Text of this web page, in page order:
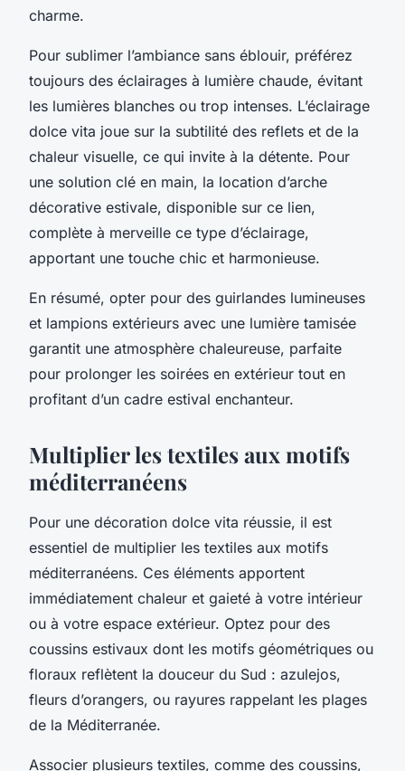
charme.
Pour sublimer l’ambiance sans éblouir, préférez
toujours des éclairages à lumière chaude, évitant
les lumières blanches ou trop intenses. L’éclairage
dolce vita joue sur la subtilité des reflets et de la
chaleur visuelle, ce qui invite à la détente. Pour
une solution clé en main, la location d’arche
décorative estivale, disponible sur ce lien,
complète à merveille ce type d’éclairage,
apportant une touche chic et harmonieuse.
En résumé, opter pour des guirlandes lumineuses
et lampions extérieurs avec une lumière tamisée
garantit une atmosphère chaleureuse, parfaite
pour prolonger les soirées en extérieur tout en
profitant d’un cadre estival enchanteur.
Multiplier les textiles aux motifs
méditerranéens
Pour une décoration dolce vita réussie, il est
essentiel de multiplier les textiles aux motifs
méditerranéens. Ces éléments apportent
immédiatement chaleur et gaieté à votre intérieur
ou à votre espace extérieur. Optez pour des
coussins estivaux dont les motifs géométriques ou
floraux reflètent la douceur du Sud : azulejos,
fleurs d’orangers, ou rayures rappelant les plages
de la Méditerranée.
Associer plusieurs textiles, comme des coussins,